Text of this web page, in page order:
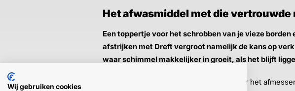
Het afwasmiddel met die
Een toppertje voor het schrobben van je vieze
afstrijken met Dreft vergroot namelijk de kans op
waar schimmel makkelijker in groeit, als het blijft
Gebruik daarom een neutrale zeep voor het
Wij gebruiken cookies